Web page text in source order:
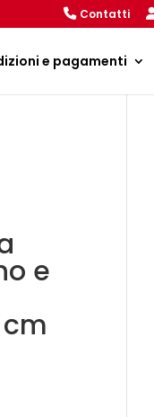
Contatti
e pagamenti
e
cm